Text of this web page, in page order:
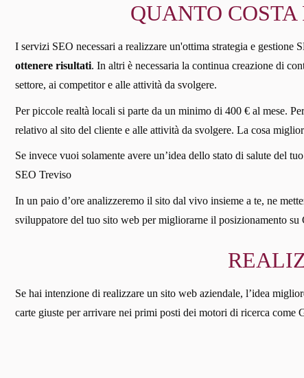
QUANTO
I servizi SEO necessari a realizzare un'ottima strategia e
ottenere risultati. In altri è necessaria la continua creazione di
settore, ai competitor e alle attività da svolgere.
Per piccole realtà locali si parte da un minimo di 400 € al mese.
relativo al sito del cliente e alle attività da svolgere. La cosa
Se invece vuoi solamente avere un’idea dello stato di salute del
SEO Treviso
In un paio d’ore analizzeremo il sito dal vivo insieme a te, ne
sviluppatore del tuo sito web per migliorarne il posizionamento su
Se hai intenzione di realizzare un sito web aziendale, l’idea
carte giuste per arrivare nei primi posti dei motori di ricerca